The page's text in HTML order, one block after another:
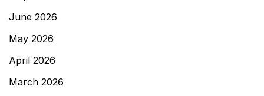
June 2026
May 2026
April 2026
March 2026